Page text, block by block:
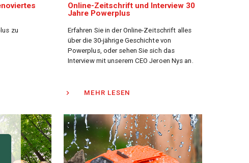
zu
Online-Zeitschrift und Interview 30
Jahre Powerplus
Erfahren Sie in der Online-Zeitschrift alles
über die 30-jährige Geschichte von
Powerplus, oder sehen Sie sich das
Interview mit unserem CEO Jeroen Nys an.
MEHR LESEN